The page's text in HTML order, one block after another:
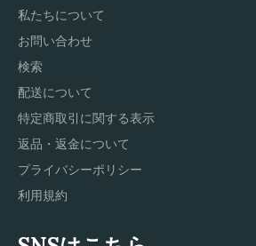
私たちについて
お問い合わせ
検索
配送について
特定商取引に関する表示
返品・返金について
プライバシーポリシー
利用規約